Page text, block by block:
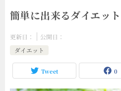
簡単に出来るダイエッ
更新日：
公開日：
ダイエット
Tweet 0